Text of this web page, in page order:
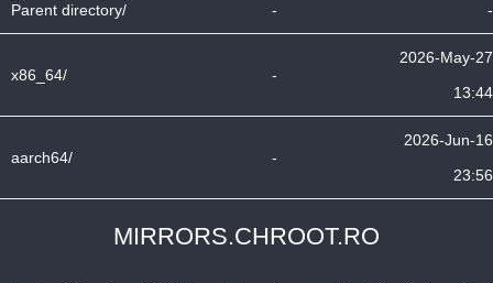
Parent directory/ - -
x86_64/ -
2026-May-27
13:44
aarch64/ -
2026-Jun-16
23:56
MIRRORS.CHROOT.RO